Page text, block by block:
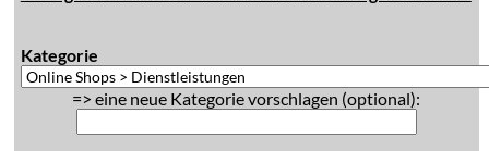
Kategorie
=> eine neue Kategorie vorschlagen (optional):